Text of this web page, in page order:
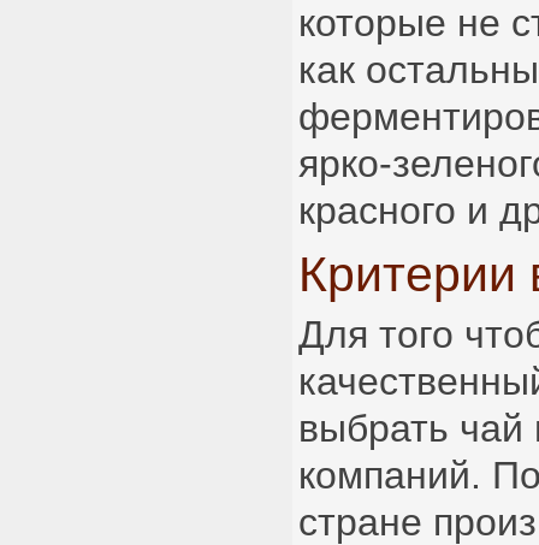
которые не
как
ярко-
красного и
Критерии
Для того
выбрать чай
компаний.
стране